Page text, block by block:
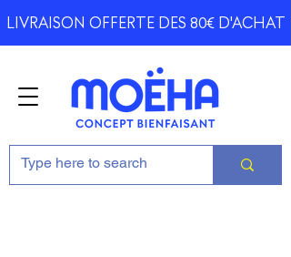
LIVRAISON OFFERTE DES 80€ D'ACHAT